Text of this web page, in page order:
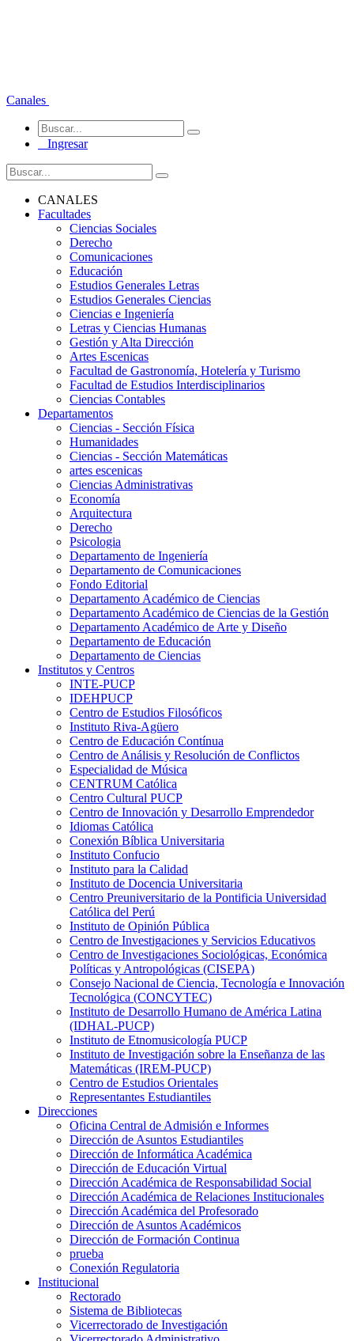
Canales
Ingresar
CANALES
Facultades
Ciencias Sociales
Derecho
Comunicaciones
Educación
Estudios Generales Letras
Estudios Generales Ciencias
Ciencias e Ingeniería
Letras y Ciencias Humanas
Gestión y Alta Dirección
Artes Escenicas
Facultad de Gastronomía, Hotelería y Turismo
Facultad de Estudios Interdisciplinarios
Ciencias Contables
Departamentos
Ciencias - Sección Física
Humanidades
Ciencias - Sección Matemáticas
artes escenicas
Ciencias Administrativas
Economía
Arquitectura
Derecho
Psicologia
Departamento de Ingeniería
Departamento de Comunicaciones
Fondo Editorial
Departamento Académico de Ciencias
Departamento Académico de Ciencias de la Gestión
Departamento Académico de Arte y Diseño
Departamento de Educación
Departamento de Ciencias
Institutos y Centros
INTE-PUCP
IDEHPUCP
Centro de Estudios Filosóficos
Instituto Riva-Agüero
Centro de Educación Contínua
Centro de Análisis y Resolución de Conflictos
Especialidad de Música
CENTRUM Católica
Centro Cultural PUCP
Centro de Innovación y Desarrollo Emprendedor
Idiomas Católica
Conexión Bíblica Universitaria
Instituto Confucio
Instituto para la Calidad
Instituto de Docencia Universitaria
Centro Preuniversitario de la Pontificia Universidad
Católica del Perú
Instituto de Opinión Pública
Centro de Investigaciones y Servicios Educativos
Centro de Investigaciones Sociológicas, Económica
Políticas y Antropológicas (CISEPA)
Consejo Nacional de Ciencia, Tecnología e Innovación
Tecnológica (CONCYTEC)
Instituto de Desarrollo Humano de América Latina
(IDHAL-PUCP)
Instituto de Etnomusicología PUCP
Instituto de Investigación sobre la Enseñanza de las
Matemáticas (IREM-PUCP)
Centro de Estudios Orientales
Representantes Estudiantiles
Direcciones
Oficina Central de Admisión e Informes
Dirección de Asuntos Estudiantiles
Dirección de Informática Académica
Dirección de Educación Virtual
Dirección Académica de Responsabilidad Social
Dirección Académica de Relaciones Institucionales
Dirección Académica del Profesorado
Dirección de Asuntos Académicos
Dirección de Formación Continua
prueba
Conexión Regulatoria
Institucional
Rectorado
Sistema de Bibliotecas
Vicerrectorado de Investigación